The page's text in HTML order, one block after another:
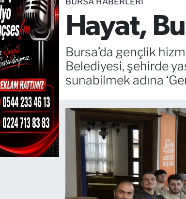
Hayat,
Bursa’da gençlik
Belediyesi, şehirde
sunabilmek adına
TEKNOLOJİ
CANLI DİNLE
RESMİ İLANLAR
Gencsesfm Canlı Dinle